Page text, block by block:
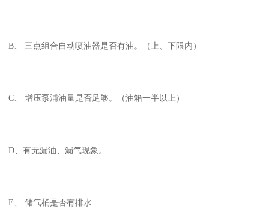
B、 三点组合自动喷油器是否有油。（上、下限内）
C、 增压泵浦油量是否足够。（油箱一半以上）
D、有无漏油、漏气现象。
E、 储气桶是否有排水